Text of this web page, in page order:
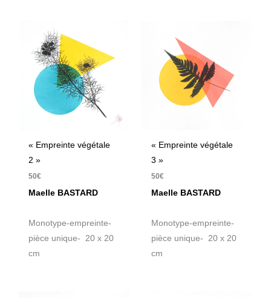
« Empreinte végétale
2 »
50€
Maelle BASTARD
Monotype-empreinte-
pièce unique- 20 x 20
cm
« Empreinte végétale
3 »
50€
Maelle BASTARD
Monotype-empreinte-
pièce unique- 20 x 20
cm